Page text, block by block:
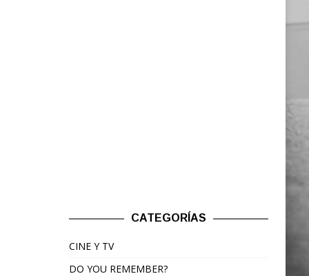
CATEGORÍAS
CINE Y TV
DO YOU REMEMBER?